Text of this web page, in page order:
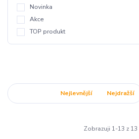
Novinka
Akce
TOP produkt
Nejlevnější Nejdražší
Zobrazuji 1-13 z 13